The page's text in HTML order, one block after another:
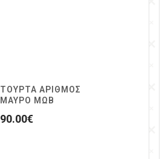
ΤΟΥΡΤΑ ΑΡΙΘΜΟΣ
ΜΑΥΡΟ ΜΩΒ
90.00€